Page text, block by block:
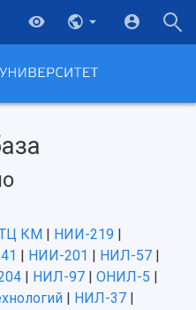
КМ НИИ-219
НИИ-201 НИЛ-57
НИЛ-97 ОНИЛ-5
НИЛ-37